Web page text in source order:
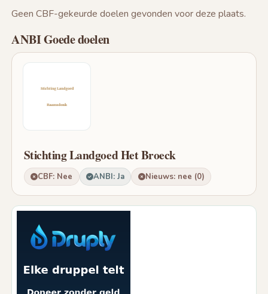
Geen CBF-gekeurde doelen gevonden voor deze plaats.
ANBI Goede doelen
Stichting Landgoed Het Broeck
CBF: Nee ANBI: Ja Nieuws: nee (0)